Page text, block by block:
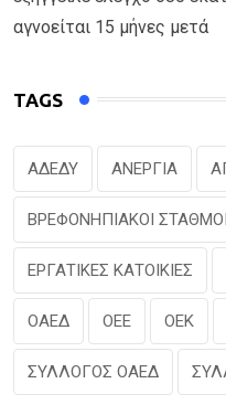
αγνοείται 15 μήνες μετά
TAGS
ΑΔΕΔΥ ΑΝΕΡΓΙΑ
ΒΡΕΦΟΝΗΠΙΑΚΟΙ ΣΤΑΘΜΟΙ
ΕΡΓΑΤΙΚΕΣ ΚΑΤΟΙΚΙΕΣ
ΟΑΕΔ ΟΕΕ ΟΕΚ
ΣΥΛΛΟΓΟΣ ΟΑΕΔ